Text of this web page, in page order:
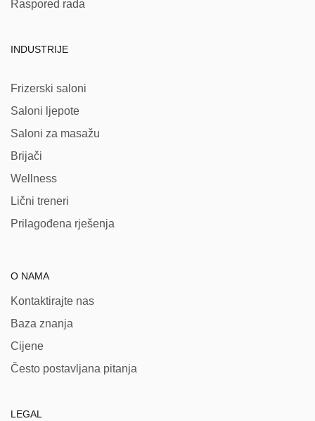
Raspored rada
INDUSTRIJE
Frizerski saloni
Saloni ljepote
Saloni za masažu
Brijači
Wellness
Lični treneri
Prilagođena rješenja
O NAMA
Kontaktirajte nas
Baza znanja
Cijene
Često postavljana pitanja
LEGAL